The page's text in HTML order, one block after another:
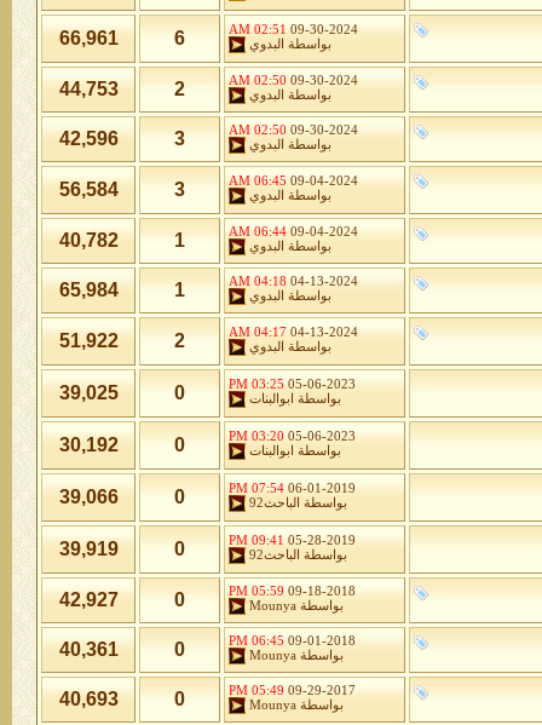
09-30-2024
02:51 AM
بواسطة
البدوي 6
66,961
09-30-2024
02:50 AM
بواسطة
البدوي 2
44,753
09-30-2024
02:50 AM
بواسطة
البدوي 3
42,596
09-04-2024
06:45 AM
بواسطة
البدوي 3
56,584
09-04-2024
06:44 AM
بواسطة
البدوي 1
40,782
04-13-2024
04:18 AM
بواسطة
البدوي 1
65,984
04-13-2024
04:17 AM
بواسطة
البدوي 2
51,922
05-06-2023
03:25 PM
بواسطة
ابوالبنات 0
39,025
05-06-2023
03:20 PM
بواسطة
ابوالبنات 0
30,192
06-01-2019
07:54 PM
بواسطة
الباحث92 0
39,066
05-28-2019
09:41 PM
بواسطة
الباحث92 0
39,919
09-18-2018
05:59 PM
بواسطة Mounya
0
42,927
09-01-2018
06:45 PM
بواسطة Mounya
0
40,361
09-29-2017
05:49 PM
بواسطة Mounya
0
40,693